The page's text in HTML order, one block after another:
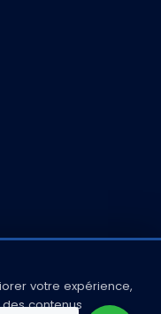
votre expérience,
contenus